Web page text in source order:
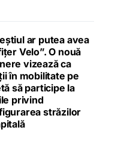
ar putea avea
Velo”. O nouă
vizează ca
în mobilitate pe
să participe la
privind
străzilor